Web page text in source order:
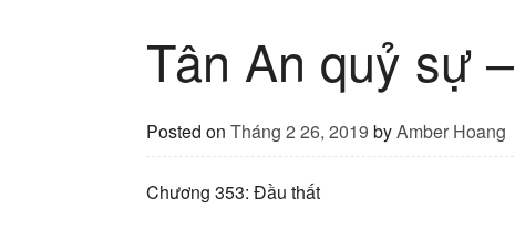
Tân An quỷ sự
Posted on Tháng 2 26, 2019 byAmber Hoang
Chương 353: Đầu thất